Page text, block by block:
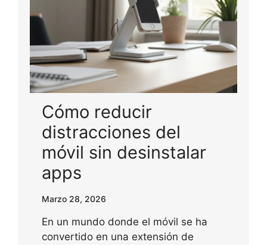
Cómo reducir
distracciones del
móvil sin desinstalar
apps
Marzo 28, 2026
En un mundo donde el móvil se ha
convertido en una extensión de